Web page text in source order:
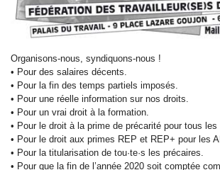
Organisons-nous, syndiquons-nous !
• Pour des salaires décents.
• Pour la fin des temps partiels imposés.
• Pour une réelle information sur nos droits.
• Pour un vrai droit à la formation.
• Pour le droit à la prime de précarité pour tous les
• Pour le droit aux primes REP et REP+ pour les
• Pour la titularisation de tou·te·s les précaires.
• Pour que la fin de l’année 2020 soit comptée